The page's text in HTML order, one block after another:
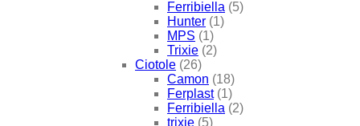
Ferribiella (5)
Hunter (1)
MPS (1)
Trixie (2)
Ciotole (26)
Camon (18)
Ferplast (1)
Ferribiella (2)
trixie (5)